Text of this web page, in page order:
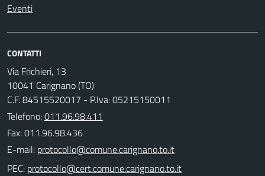
Eventi
CONTATTI
Via Frichieri, 13
10041 Carignano (TO)
C.F. 84515520017 - P.Iva: 05215150011
Telefono:011.96.98.411
Fax: 011.96.98.436
E-mail:
PEC: